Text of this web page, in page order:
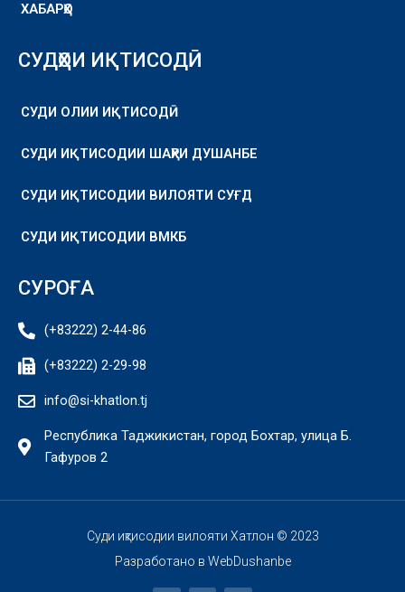
ХАБАРҲО
СУДҲОИ ИҚТИСОДӢ
СУДИ ОЛИИ ИҚТИСОДӢ
СУДИ ИҚТИСОДИИ ШАҲРИ ДУШАНБЕ
СУДИ ИҚТИСОДИИ ВИЛОЯТИ СУҒД
СУДИ ИҚТИСОДИИ ВМКБ
СУРОҒА
(+83222) 2-44-86
(+83222) 2-29-98
info@si-khatlon.tj
Республика Таджикистан, город Бохтар, улица Б.
Гафуров 2
Суди иқтисодии вилояти Хатлон © 2023
Разработано в WebDushanbe